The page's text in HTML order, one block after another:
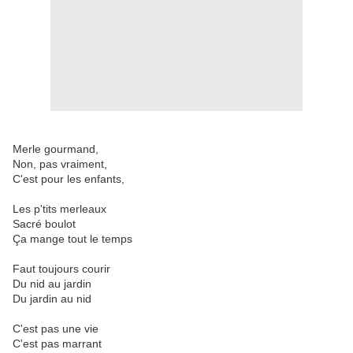
Merle gourmand,
Non, pas vraiment,
C'est pour les enfants,
Les p'tits merleaux
Sacré boulot
Ça mange tout le temps
Faut toujours courir
Du nid au jardin
Du jardin au nid
C'est pas une vie
C'est pas marrant